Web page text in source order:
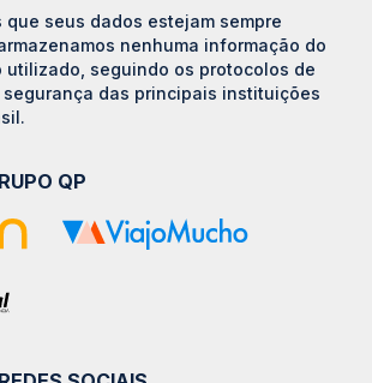
que seus dados estejam sempre
nenhuma informação do
utilizado, seguindo os protocolos de
das principais instituições
QP